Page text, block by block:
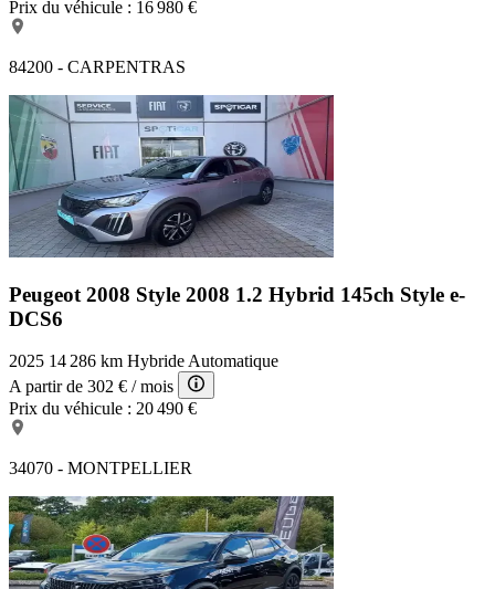
Prix du véhicule : 16 980 €
84200 - CARPENTRAS
Peugeot 2008 Style 2008 1.2 Hybrid 145ch Style e-
DCS6
2025 14 286 km Hybride Automatique
A partir de 302 € / mois
Prix du véhicule : 20 490 €
34070 - MONTPELLIER